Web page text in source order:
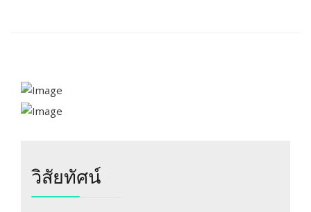
วิสัยทัศน์